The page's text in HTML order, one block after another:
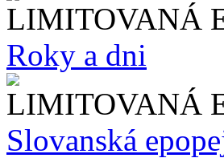
LIMITOVANÁ
Roky a dni
LIMITOVANÁ
Slo​vanská